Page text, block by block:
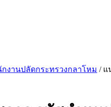
งานปลัดกระทรวงกลาโหม / แ